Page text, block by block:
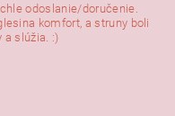
odoslanie/doručenie.
komfort, a struny boli
a slúžia. :)